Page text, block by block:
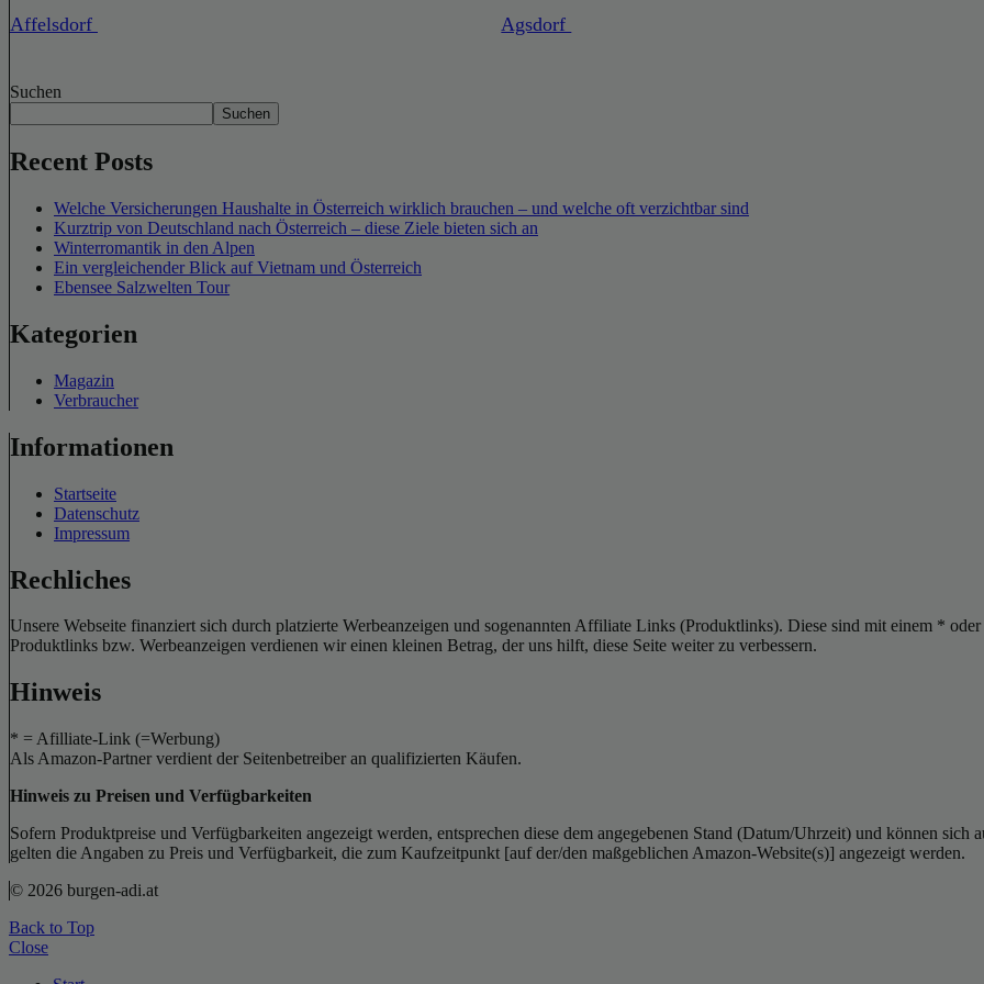
Affelsdorf Agsdorf
Suchen
Suchen
Recent Posts
Welche Versicherungen Haushalte in Österreich wirklich brauchen – und welche oft verzichtbar sind
Kurztrip von Deutschland nach Österreich – diese Ziele bieten sich an
Winterromantik in den Alpen
Ein vergleichender Blick auf Vietnam und Österreich
Ebensee Salzwelten Tour
Kategorien
Magazin
Verbraucher
Informationen
Startseite
Datenschutz
Impressum
Rechliches
Unsere Webseite finanziert sich durch platzierte Werbeanzeigen und sogenannten Affiliate Links (Produktlinks). Diese sind mit einem *
Produktlinks bzw. Werbeanzeigen verdienen wir einen kleinen Betrag, der uns hilft, diese Seite weiter zu verbessern.
Hinweis
* = Afilliate-Link (=Werbung)
Als Amazon-Partner verdient der Seitenbetreiber an qualifizierten Käufen.
Hinweis zu Preisen und Verfügbarkeiten
Sofern Produktpreise und Verfügbarkeiten angezeigt werden, entsprechen diese dem angegebenen Stand (Datum/Uhrzeit) und können
gelten die Angaben zu Preis und Verfügbarkeit, die zum Kaufzeitpunkt [auf der/den maßgeblichen Amazon-Website(s)] angezeigt werden.
© 2026 burgen-adi.at
Back to Top
Close